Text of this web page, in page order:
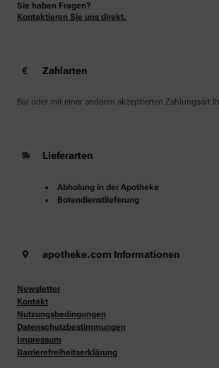
Sie haben Fragen?
Kontaktieren Sie uns direkt.
Zahlarten
Bar oder mit einer anderen akzeptierten Zahlungsart
Lieferarten
Abholung in der Apotheke
Botendienstlieferung
apotheke.com Informationen
Newsletter
Kontakt
Nutzungsbedingungen
Datenschutzbestimmungen
Impressum
Barrierefreiheitserklärung